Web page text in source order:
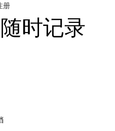
册
时记录